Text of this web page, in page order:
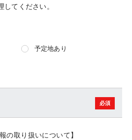
てください。
予定地あり
の取り扱いについて】